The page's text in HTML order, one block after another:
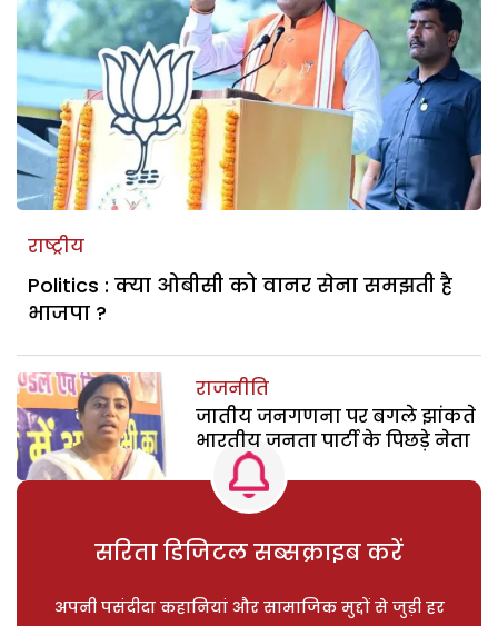
राष्ट्रीय
Politics : क्या ओबीसी को वानर सेना समझती है
भाजपा ?
राजनीति
जातीय जनगणना पर बगले झांकते
भारतीय जनता पार्टी के पिछड़े नेता
सरिता डिजिटल सब्सक्राइब करें
अपनी पसंदीदा कहानियां और सामाजिक मुद्दों से जुड़ी हर